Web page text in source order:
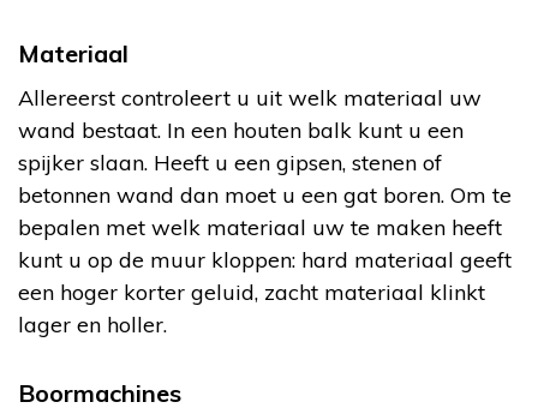
Materiaal
Allereerst controleert u uit welk materiaal uw
wand bestaat. In een houten balk kunt u een
spijker slaan. Heeft u een gipsen, stenen of
betonnen wand dan moet u een gat boren. Om te
bepalen met welk materiaal uw te maken heeft
kunt u op de muur kloppen: hard materiaal geeft
een hoger korter geluid, zacht materiaal klinkt
lager en holler.
Boormachines